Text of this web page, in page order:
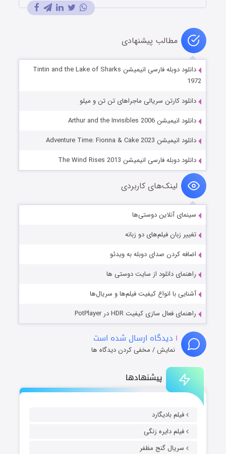
پیشنهادها
فیلم بادیگارد
فیلم دایره زنگی
سریال گنج مظفر
مطالب پیشنهادی
دانلود دوبله فارسی انیمیشن Tintin and the Lake of Sharks
1972
دانلود کارتن سریالی ماجراهای تن تن و میلو
دانلود انیمیشن Arthur and the Invisibles 2006
دانلود انیمیشن Adventure Time: Fionna & Cake 2023
دانلود دوبله فارسی انیمیشن The Wind Rises 2013
لینک‌های کاربردی
سینمای آنلاین دوستی‌ها
تغییر زبان فیلم‌های دو زبانه
اضافه کردن صدای دوبله به ویدئو
راهنمای دانلود از سایت دوستی ها
آشنایی با انواع کیفیت فیلم‌ها و سریال‌ها
راهنمای فعال سازی کیفیت HDR در PotPlayer
۱ دیدگاه ارسال شده است
نمایش / مخفی کردن دیدگاه ها